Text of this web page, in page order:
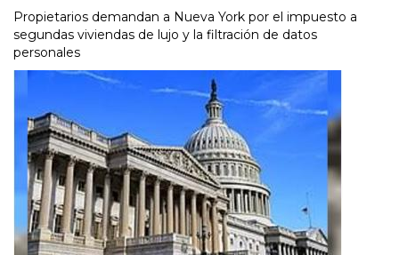
Propietarios demandan a Nueva York por el impuesto a
segundas viviendas de lujo y la filtración de datos
personales